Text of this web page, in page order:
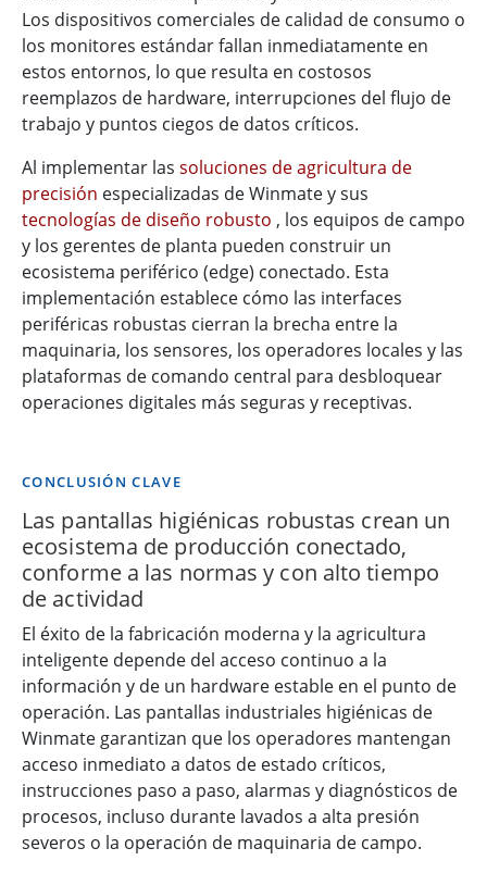
Los dispositivos comerciales de calidad de consumo o
los monitores estándar fallan inmediatamente en
estos entornos, lo que resulta en costosos
reemplazos de hardware, interrupciones del flujo de
trabajo y puntos ciegos de datos críticos.
Al implementar las soluciones de agricultura de
precisión especializadas de Winmate y sus
tecnologías de diseño robusto , los equipos de campo
y los gerentes de planta pueden construir un
ecosistema periférico (edge) conectado. Esta
implementación establece cómo las interfaces
periféricas robustas cierran la brecha entre la
maquinaria, los sensores, los operadores locales y las
plataformas de comando central para desbloquear
operaciones digitales más seguras y receptivas.
CONCLUSIÓN CLAVE
Las pantallas higiénicas robustas crean un
ecosistema de producción conectado,
conforme a las normas y con alto tiempo
de actividad
El éxito de la fabricación moderna y la agricultura
inteligente depende del acceso continuo a la
información y de un hardware estable en el punto de
operación. Las pantallas industriales higiénicas de
Winmate garantizan que los operadores mantengan
acceso inmediato a datos de estado críticos,
instrucciones paso a paso, alarmas y diagnósticos de
procesos, incluso durante lavados a alta presión
severos o la operación de maquinaria de campo.